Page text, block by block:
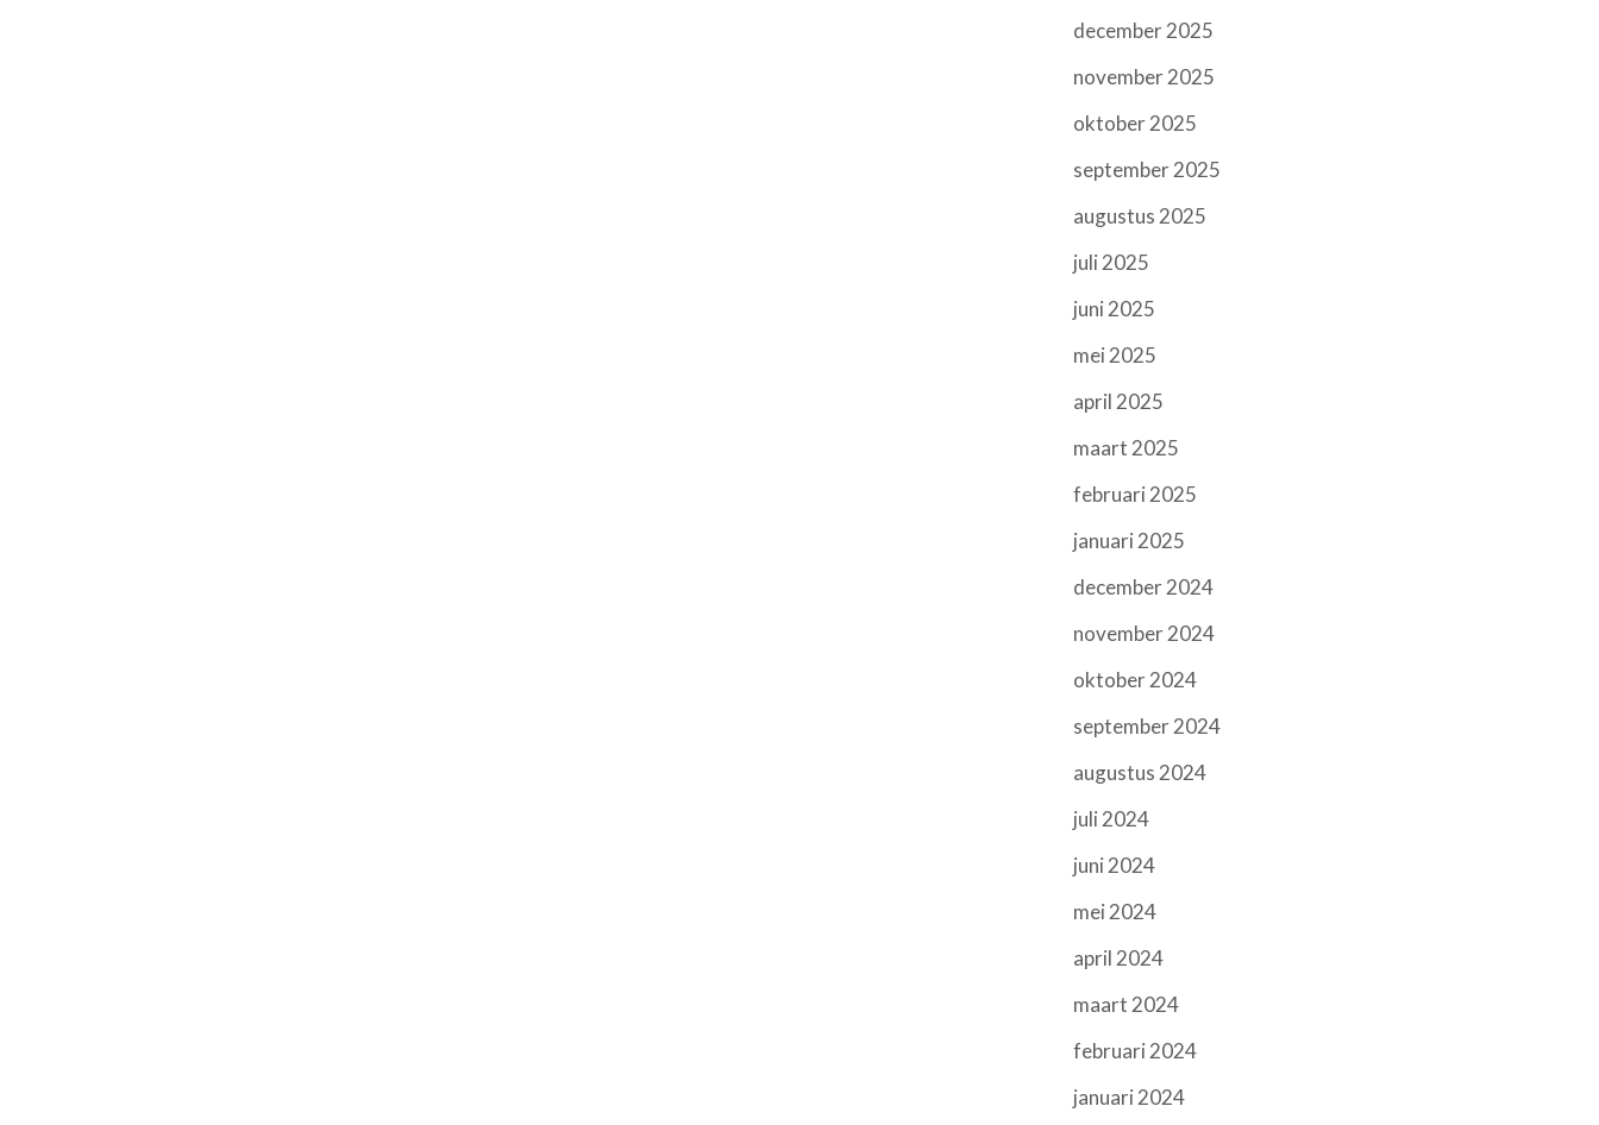
december 2025
november 2025
oktober 2025
september 2025
augustus 2025
juli 2025
juni 2025
mei 2025
april 2025
maart 2025
februari 2025
januari 2025
december 2024
november 2024
oktober 2024
september 2024
augustus 2024
juli 2024
juni 2024
mei 2024
april 2024
maart 2024
februari 2024
januari 2024